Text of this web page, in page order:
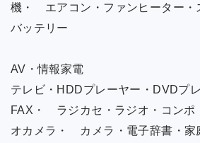
機・ エアコン・ファンヒーター・
バッテリー
AV・情報家電
テレビ・HDDプレーヤー・DVDプ
FAX・ ラジカセ・ラジオ・コンポ
オカメラ・ カメラ・電子辞書・家